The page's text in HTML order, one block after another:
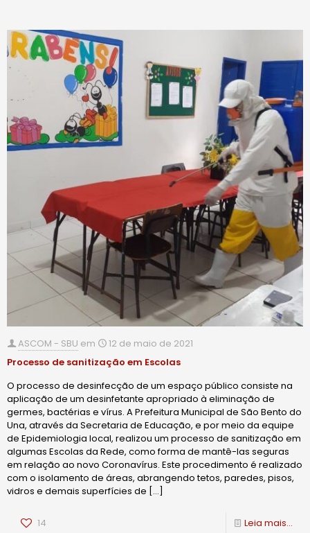
ASCOM - SBU em
12 de maio de 2021
Processo de sanitização em Escolas
O processo de desinfecção de um espaço público consiste na
aplicação de um desinfetante apropriado à eliminação de
germes, bactérias e vírus. A Prefeitura Municipal de São Bento do
Una, através da Secretaria de Educação, e por meio da equipe
de Epidemiologia local, realizou um processo de sanitização em
algumas Escolas da Rede, como forma de mantê-las seguras
em relação ao novo Coronavírus. Este procedimento é realizado
com o isolamento de áreas, abrangendo tetos, paredes, pisos,
vidros e demais superfícies de […]
14 Leia mais...